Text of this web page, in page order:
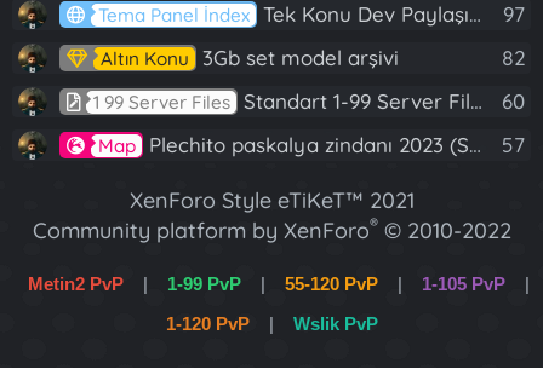
Tema Panel İndex Tek Konu Dev Paylaşım 10 Adet Server Tanıtım İndex 97
Altın Konu 3Gb set model arşivi 82
1 99 Server Files Standart 1-99 Server Files 60
Map Plechito paskalya zindanı 2023 (Spring Sanctuary dungeon) 57
XenForo Style eTiKeT™ 2021
Community platform by XenForo® © 2010-2022
[XGT] Forum statistics system- XenGenTr
Metin2 PvP | 1-99 PvP | 55-120 PvP | 1-105 PvP
|
1-120 PvP
| Wslik PvP